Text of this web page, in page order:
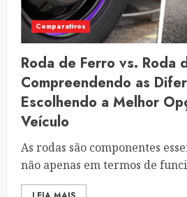
Comparativos
Roda de Ferro vs. Roda
Compreendendo as
Escolhendo a Melhor
Veículo
As rodas são componentes
não apenas em termos de